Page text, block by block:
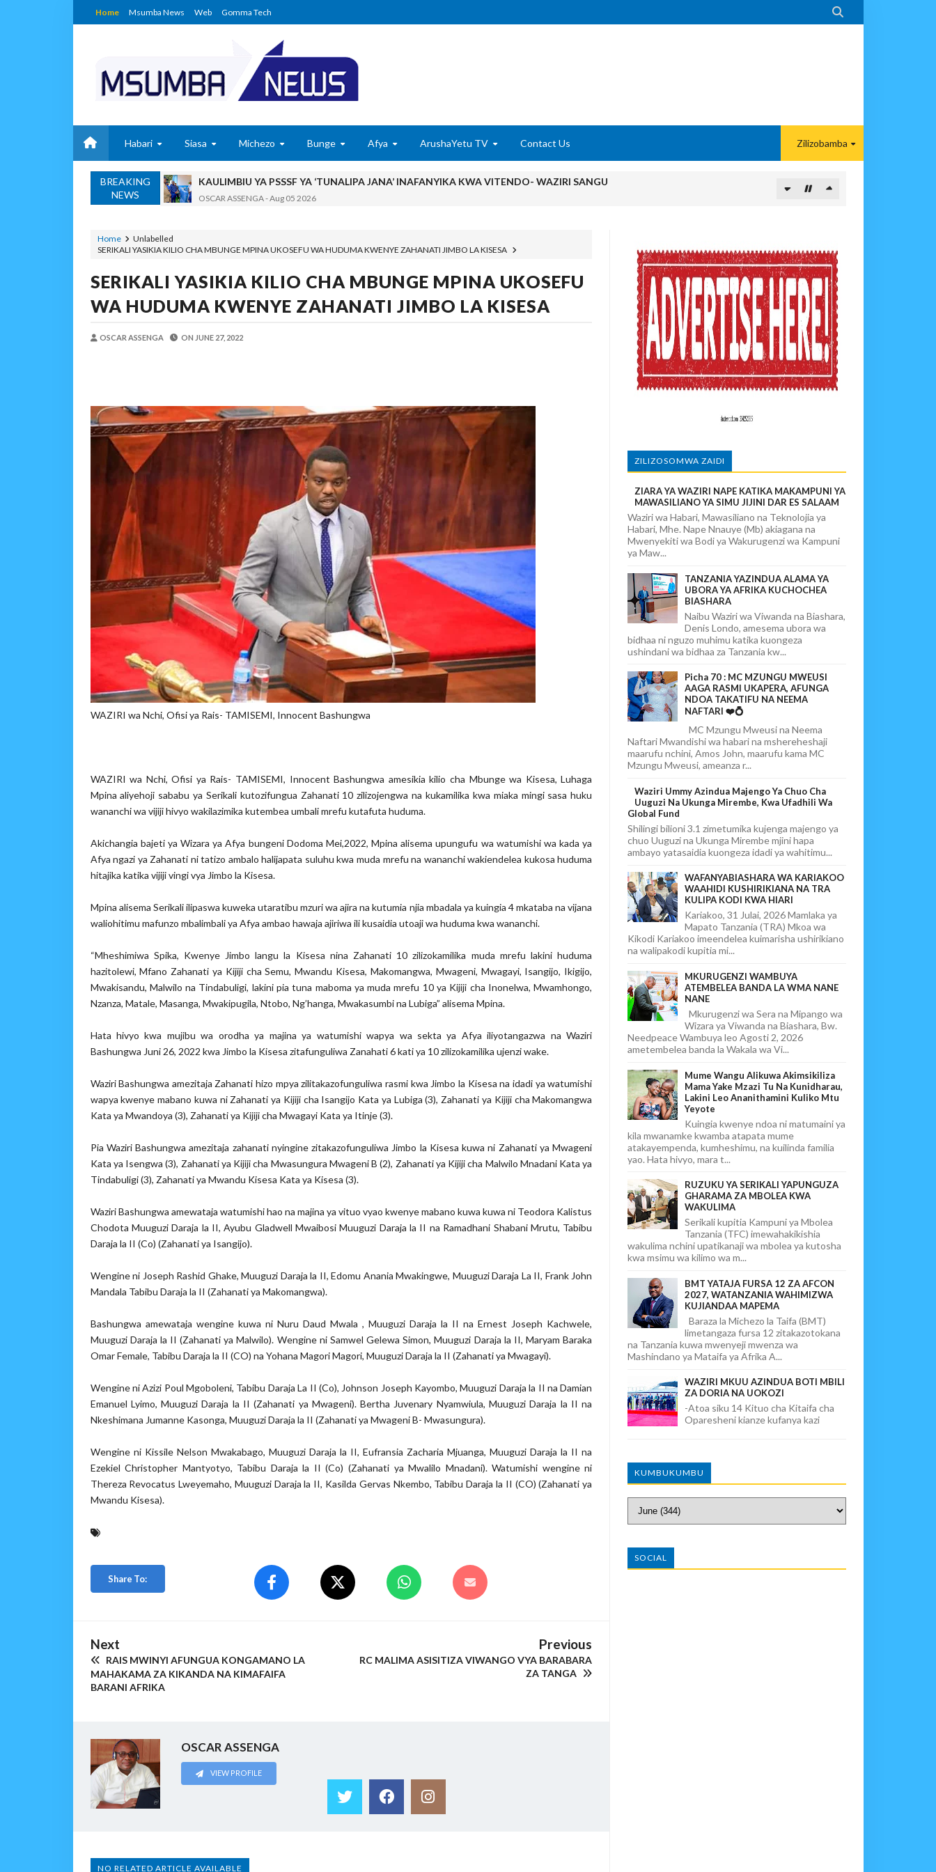
Home Msumba News Web Gomma Tech 
Habari Siasa Michezo Bunge Afya ArushaYetu TV Contact Us Zilizobamba
BREAKING
NEWS
OSCAR ASSENGA- Aug 05 2026
TANZANIA KUNUFAIKA NA SH. BILIONI 10 ZA BIASHARA YA KABONI
OSCAR ASSENGA- Aug 05 2026
WAKAGUZI WA MAFUTA WAIMARISHA UDHIBITI WA UBORA WAKATI WA UPAKUAJI
Alex Sonna-Aug 05 2026
BARRICK NORTH MARA YAZIDI KUBORESHA MAISHA YA WANANCHI TARIME KUPITIA UTEKELEZAJI WA MKAKATI ENDELEVU
NAIBU KATIBU MKUU UJENZI ARIDHISHWA NA MABORESHO YA TEMESA
NAIBU WAZIRI MAHUNDI ASHIRIKI MAPOKEZI YA MWAKILISHI WA MWENYEKITI WA UWT TAIFA KATIKA ZIARA YA KIKAZI CHUNYA
MSUMBA-Aug 05 2026
WMA YAENDELEA KUTOA ELIMU YA VIPIMO SAHIHI NANENANE DODOMA
MSUMBA
KISHINDO CHA NGORONGORO SCHOLARSHIP FUND
Aug 05 2026
KAULIMBIU YA PSSSF YA ‘TUNALIPA JANA’ INAFANYIKA KWA VITENDO- WAZIRI SANGU
OSCAR ASSENGA -Aug 05 2026
Home
Unlabelled
SERIKALI YASIKIA KILIO CHA MBUNGE MPINA UKOSEFU WA HUDUMA KWENYE ZAHANATI JIMBO LA KISESA
SERIKALI YASIKIA KILIO CHA MBUNGE MPINA UKOSEFU
WA HUDUMA KWENYE ZAHANATI JIMBO LA KISESA
OSCAR ASSENGA ON JUNE 27, 2022
WAZIRI wa Nchi, Ofisi ya Rais- TAMISEMI, Innocent Bashungwa
WAZIRI wa Nchi, Ofisi ya Rais- TAMISEMI, Innocent Bashungwa amesikia kilio cha Mbunge wa Kisesa, Luhaga
Mpina aliyehoji sababu ya Serikali kutozifungua Zahanati 10 zilizojengwa na kukamilika kwa miaka mingi sasa huku
wananchi wa vijiji hivyo wakilazimika kutembea umbali mrefu kutafuta huduma.
Akichangia bajeti ya Wizara ya Afya bungeni Dodoma Mei,2022, Mpina alisema upungufu wa watumishi wa kada ya
Afya ngazi ya Zahanati ni tatizo ambalo halijapata suluhu kwa muda mrefu na wananchi wakiendelea kukosa huduma
hitajika katika vijiji vingi vya Jimbo la Kisesa.
Mpina alisema Serikali ilipaswa kuweka utaratibu mzuri wa ajira na kutumia njia mbadala ya kuingia 4 mkataba na vijana
waliohitimu mafunzo mbalimbali ya Afya ambao hawaja ajiriwa ili kusaidia utoaji wa huduma kwa wananchi.
“Mheshimiwa Spika, Kwenye Jimbo langu la Kisesa nina Zahanati 10 zilizokamilika muda mrefu lakini huduma
hazitolewi, Mfano Zahanati ya Kijiji cha Semu, Mwandu Kisesa, Makomangwa, Mwageni, Mwagayi, Isangijo, Ikigijo,
Mwakisandu, Malwilo na Tindabuligi, lakini pia tuna maboma ya muda mrefu 10 ya Kijiji cha Inonelwa, Mwamhongo,
Nzanza, Matale, Masanga, Mwakipugila, Ntobo, Ng’hanga, Mwakasumbi na Lubiga” alisema Mpina.
Hata hivyo kwa mujibu wa orodha ya majina ya watumishi wapya wa sekta ya Afya iliyotangazwa na Waziri
Bashungwa Juni 26, 2022 kwa Jimbo la Kisesa zitafunguliwa Zanahati 6 kati ya 10 zilizokamilika ujenzi wake.
Waziri Bashungwa amezitaja Zahanati hizo mpya zilitakazofunguliwa rasmi kwa Jimbo la Kisesa na idadi ya watumishi
wapya kwenye mabano kuwa ni Zahanati ya Kijiji cha Isangijo Kata ya Lubiga (3), Zahanati ya Kijiji cha Makomangwa
Kata ya Mwandoya (3), Zahanati ya Kijiji cha Mwagayi Kata ya Itinje (3).
Pia Waziri Bashungwa amezitaja zahanati nyingine zitakazofunguliwa Jimbo la Kisesa kuwa ni Zahanati ya Mwageni
Kata ya Isengwa (3), Zahanati ya Kijiji cha Mwasungura Mwageni B (2), Zahanati ya Kijiji cha Malwilo Mnadani Kata ya
Tindabuligi (3), Zahanati ya Mwandu Kisesa Kata ya Kisesa (3).
Waziri Bashungwa amewataja watumishi hao na majina ya vituo vyao kwenye mabano kuwa kuwa ni Teodora Kalistus
Chodota Muuguzi Daraja la II, Ayubu Gladwell Mwaibosi Muuguzi Daraja la II na Ramadhani Shabani Mrutu, Tabibu
Daraja la II (Co) (Zahanati ya Isangijo).
Wengine ni Joseph Rashid Ghake, Muuguzi Daraja la II, Edomu Anania Mwakingwe, Muuguzi Daraja La II, Frank John
Mandala Tabibu Daraja la II (Zahanati ya Makomangwa).
Bashungwa amewataja wengine kuwa ni Nuru Daud Mwala , Muuguzi Daraja la II na Ernest Joseph Kachwele,
Muuguzi Daraja la II (Zahanati ya Malwilo). Wengine ni Samwel Gelewa Simon, Muuguzi Daraja la II, Maryam Baraka
Omar Female, Tabibu Daraja la II (CO) na Yohana Magori Magori, Muuguzi Daraja la II (Zahanati ya Mwagayi).
Wengine ni Azizi Poul Mgoboleni, Tabibu Daraja La II (Co), Johnson Joseph Kayombo, Muuguzi Daraja la II na Damian
Emanuel Lyimo, Muuguzi Daraja la II (Zahanati ya Mwageni). Bertha Juvenary Nyamwiula, Muuguzi Daraja la II na
Nkeshimana Jumanne Kasonga, Muuguzi Daraja la II (Zahanati ya Mwageni B- Mwasungura).
Wengine ni Kissile Nelson Mwakabago, Muuguzi Daraja la II, Eufransia Zacharia Mjuanga, Muuguzi Daraja la II na
Ezekiel Christopher Mantyotyo, Tabibu Daraja la II (Co) (Zahanati ya Mwalilo Mnadani). Watumishi wengine ni
Thereza Revocatus Lweyemaho, Muuguzi Daraja la II, Kasilda Gervas Nkembo, Tabibu Daraja la II (CO) (Zahanati ya
Mwandu Kisesa).
Share To:
Next
RAIS MWINYI AFUNGUA KONGAMANO LA
MAHAKAMA ZA KIKANDA NA KIMAFAIFA
BARANI AFRIKA
Previous
RC MALIMA ASISITIZA VIWANGO VYA BARABARA
ZA TANGA
OSCAR ASSENGA
VIEW PROFILE
NO RELATED ARTICLE AVAILABLE
ZILIZOSOMWA ZAIDI
ZIARA YA WAZIRI NAPE KATIKA MAKAMPUNI YA
MAWASILIANO YA SIMU JIJINI DAR ES SALAAM
Waziri wa Habari, Mawasiliano na Teknolojia ya
Habari, Mhe. Nape Nnauye (Mb) akiagana na
Mwenyekiti wa Bodi ya Wakurugenzi wa Kampuni
ya Maw...
TANZANIA YAZINDUA ALAMA YA
UBORA YA AFRIKA KUCHOCHEA
BIASHARA
Naibu Waziri wa Viwanda na Biashara,
Denis Londo, amesema ubora wa
bidhaa ni nguzo muhimu katika kuongeza
ushindani wa bidhaa za Tanzania kw...
Picha 70 : MC MZUNGU MWEUSI
AAGA RASMI UKAPERA, AFUNGA
NDOA TAKATIFU NA NEEMA
NAFTARI ❤️💍
MC Mzungu Mweusi na Neema
Naftari Mwandishi wa habari na mshereheshaji
maarufu nchini, Amos John, maarufu kama MC
Mzungu Mweusi, ameanza r...
Waziri Ummy Azindua Majengo Ya Chuo Cha
Uuguzi Na Ukunga Mirembe, Kwa Ufadhili Wa
Global Fund
Shilingi bilioni 3.1 zimetumika kujenga majengo ya
chuo Uuguzi na Ukunga Mirembe mjini hapa
ambayo yatasaidia kuongeza idadi ya wahitimu...
WAFANYABIASHARA WA KARIAKOO
WAAHIDI KUSHIRIKIANA NA TRA
KULIPA KODI KWA HIARI
Kariakoo, 31 Julai, 2026 Mamlaka ya
Mapato Tanzania (TRA) Mkoa wa
Kikodi Kariakoo imeendelea kuimarisha ushirikiano
na walipakodi kupitia mi...
MKURUGENZI WAMBUYA
ATEMBELEA BANDA LA WMA NANE
NANE
Mkurugenzi wa Sera na Mipango wa
Wizara ya Viwanda na Biashara, Bw.
Needpeace Wambuya leo Agosti 2, 2026
ametembelea banda la Wakala wa Vi...
Mume Wangu Alikuwa Akimsikiliza
Mama Yake Mzazi Tu Na Kunidharau,
Lakini Leo Ananithamini Kuliko Mtu
Yeyote
Kuingia kwenye ndoa ni matumaini ya
kila mwanamke kwamba atapata mume
atakayempenda, kumheshimu, na kuilinda familia
yao. Hata hivyo, mara t...
RUZUKU YA SERIKALI YAPUNGUZA
GHARAMA ZA MBOLEA KWA
WAKULIMA
Serikali kupitia Kampuni ya Mbolea
Tanzania (TFC) imewahakikishia
wakulima nchini upatikanaji wa mbolea ya kutosha
kwa msimu wa kilimo wa m...
BMT YATAJA FURSA 12 ZA AFCON
2027, WATANZANIA WAHIMIZWA
KUJIANDAA MAPEMA
Baraza la Michezo la Taifa (BMT)
limetangaza fursa 12 zitakazotokana
na Tanzania kuwa mwenyeji mwenza wa
Mashindano ya Mataifa ya Afrika A...
WAZIRI MKUU AZINDUA BOTI MBILI
ZA DORIA NA UOKOZI
-Atoa siku 14 Kituo cha Kitaifa cha
Oparesheni kianze kufanya kazi
KUMBUKUMBU
SOCIAL